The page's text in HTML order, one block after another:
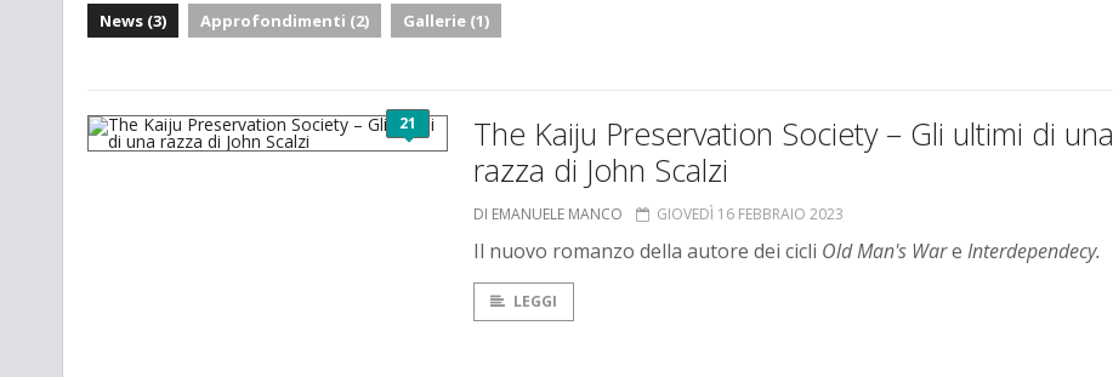
News (3) Approfondimenti (2) Gallerie (1)
21
The Kaiju Preservation Society – Gli ultimi di una
razza di John Scalzi
DI EMANUELE MANCO GIOVEDÌ 16 FEBBRAIO 2023
Il nuovo romanzo della autore dei cicli Old Man's Ware Interdependecy.
LEGGI